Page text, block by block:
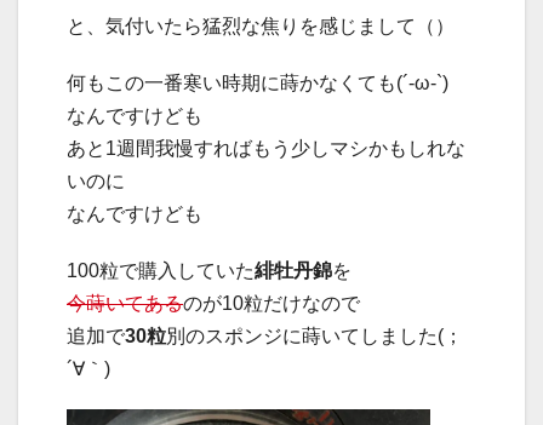
と、気付いたら猛烈な焦りを感じまして（）
何もこの一番寒い時期に蒔かなくても(´-ω-`)
なんですけども
あと1週間我慢すればもう少しマシかもしれな
いのに
なんですけども
100粒で購入していた緋牡丹錦を
今蒔いてあるのが10粒だけなので
追加で30粒別のスポンジに蒔いてしました(；
´∀｀)